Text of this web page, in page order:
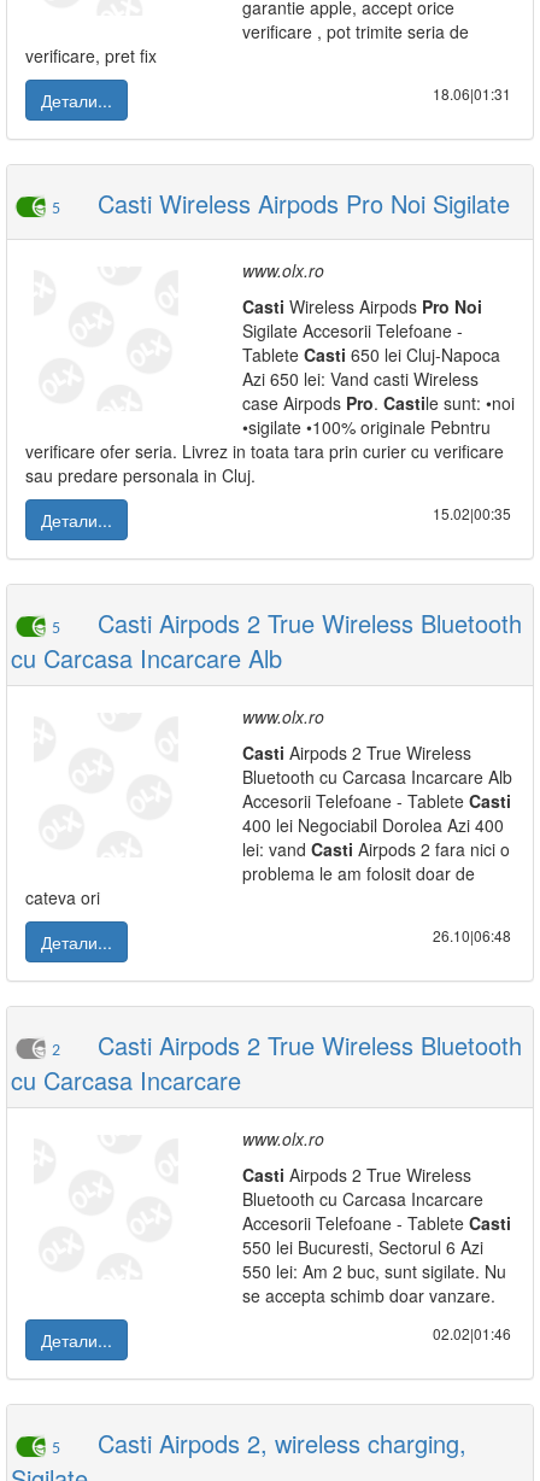
garantie apple, accept orice
verificare , pot trimite seria de
verificare, pret fix
Детали...
18.06|01:31
5 Casti Wireless Airpods Pro Noi Sigilate
www.olx.ro
Casti Wireless Airpods Pro Noi
Sigilate Accesorii Telefoane -
Tablete Casti 650 lei Cluj-Napoca
Azi 650 lei: Vand casti Wireless
case Airpods Pro. Castile sunt: •noi
•sigilate •100% originale Pebntru
verificare ofer seria. Livrez in toata tara prin curier cu verificare
sau predare personala in Cluj.
Детали...
15.02|00:35
5
Casti Airpods 2 True Wireless Bluetooth
cu Carcasa Incarcare Alb
www.olx.ro
Casti Airpods 2 True Wireless
Bluetooth cu Carcasa Incarcare Alb
Accesorii Telefoane - Tablete Casti
400 lei Negociabil Dorolea Azi 400
lei: vand Casti Airpods 2 fara nici o
problema le am folosit doar de
cateva ori
Детали...
26.10|06:48
2
Casti Airpods 2 True Wireless Bluetooth
cu Carcasa Incarcare
www.olx.ro
Casti Airpods 2 True Wireless
Bluetooth cu Carcasa Incarcare
Accesorii Telefoane - Tablete Casti
550 lei Bucuresti, Sectorul 6 Azi
550 lei: Am 2 buc, sunt sigilate. Nu
se accepta schimb doar vanzare.
Детали...
02.02|01:46
5
Casti Airpods 2, wireless charging,